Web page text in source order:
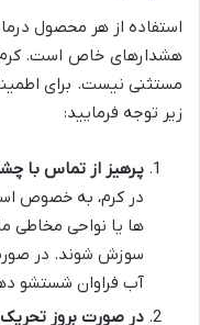
استفاده از هر محصول
هشدارهای خاص است. کرم
مستثنی نیست. برای
زیر توجه فرمایید:
پرهیز از تماس با
در کرم، به خصوص
ها یا نواحی مخاطی
سوزش شوند. در صورت
آب فراوان شستشو
در صورت بروز